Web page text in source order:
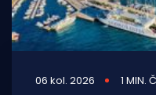
06 kol. 2026 1 MIN.